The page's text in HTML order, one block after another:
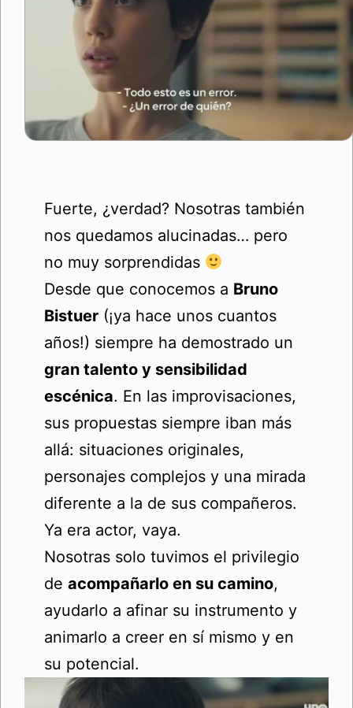
Fuerte, ¿verdad? Nosotras también
nos quedamos alucinadas… pero
no muy sorprendidas
Desde que conocemos a Bruno
Bistuer (¡ya hace unos cuantos
años!) siempre ha demostrado un
gran talento y sensibilidad
escénica. En las improvisaciones,
sus propuestas siempre iban más
allá: situaciones originales,
personajes complejos y una mirada
diferente a la de sus compañeros.
Ya era actor, vaya.
Nosotras solo tuvimos el privilegio
de acompañarlo en su camino,
ayudarlo a afinar su instrumento y
animarlo a creer en sí mismo y en
su potencial.